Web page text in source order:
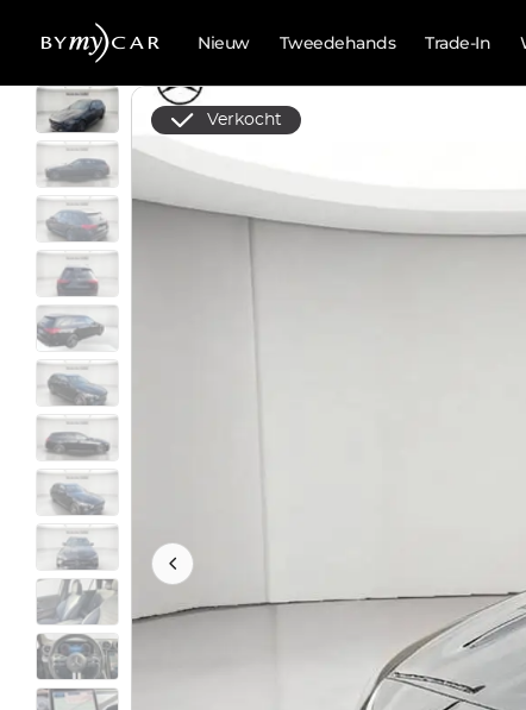
Nieuw Tweedehands Trade-In
Verkocht